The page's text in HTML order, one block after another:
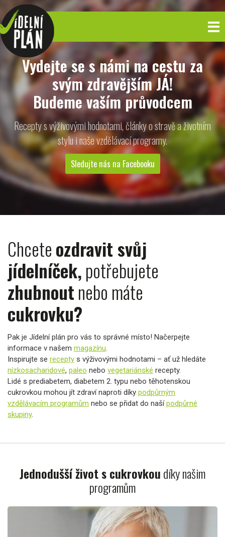
Vydejte se s námi na cestu za
svým zdravějším JÁ!
Budeme vaším průvodcem
Recepty s výživovými hodnotami, články o stravě a životním
stylu i naše vzdělávací programy.
Sledujte nás na Facebooku
Chceteozdravit svůj
jídelníček,potřebujete
zhubnoutnebo máte
cukrovku?
Pak je Jídelní plán pro vás to správné místo! Načerpejte
informace v našem magazínu.
Inspirujte se recepty s výživovými hodnotami – ať už hledáte
nízkosacharidové, paleo nebo vegetariánské recepty.
Lidé s prediabetem, diabetem 2. typu nebo těhotenskou
cukrovkou mohou jít zdraví naproti díky podpůrným
vzdělávacím programům nebo se přidat do našípodpůrné
skupiny.
Jednodušší život s cukrovkoudíky našim
programům